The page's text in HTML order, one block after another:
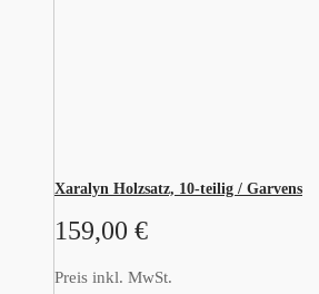
Xaralyn Holzsatz, 10-teilig / Garvens
159,00 €
Preis inkl. MwSt.